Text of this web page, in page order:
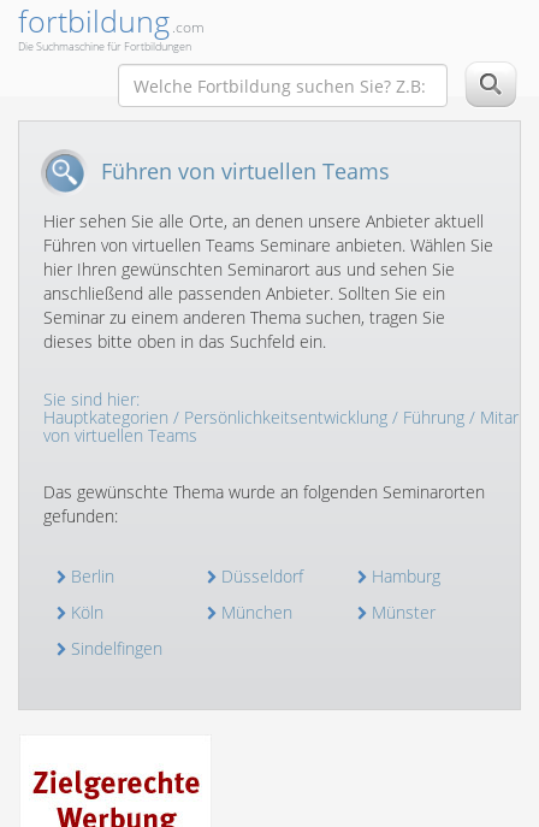
fortbildung.com
Die Suchmaschine für Fortbildungen
Führen von virtuellen Teams
Hier sehen Sie alle Orte, an denen unsere Anbieter aktuell
Führen von virtuellen Teams Seminare anbieten. Wählen Sie
hier Ihren gewünschten Seminarort aus und sehen Sie
anschließend alle passenden Anbieter. Sollten Sie ein
Seminar zu einem anderen Thema suchen, tragen Sie
dieses bitte oben in das Suchfeld ein.
Sie sind hier:
Hauptkategorien / Persönlichkeitsentwicklung / Führung /
von virtuellen Teams
Das gewünschte Thema wurde an folgenden Seminarorten
gefunden:
Berlin Düsseldorf
Hamburg
Köln
München
Münster
Sindelfingen